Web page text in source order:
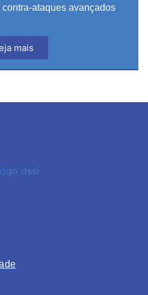
contra-ataques avançados
mais